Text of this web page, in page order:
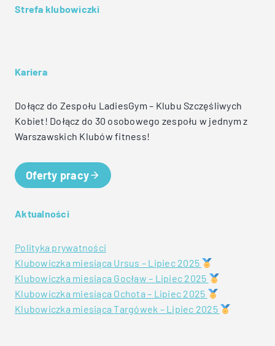
Strefa klubowiczki
Kariera
Dołącz do Zespołu LadiesGym – Klubu Szczęśliwych
Kobiet! Dołącz do 30 osobowego zespołu w jednym z
Warszawskich Klubów fitness!
Oferty pracy
Aktualności
Polityka prywatności
Klubowiczka miesiąca Ursus – Lipiec 2025
Klubowiczka miesiąca Gocław – Lipiec 2025
Klubowiczka miesiąca Ochota – Lipiec 2025
Klubowiczka miesiąca Targówek – Lipiec 2025